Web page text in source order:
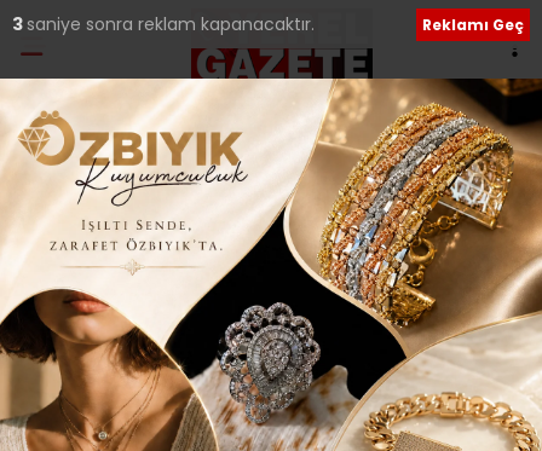
Ana Sayfa›Genel
ÇEKORDER KADINLAR
GÜNÜ’NÜ KUTLADI..
Giriş: 09-03-2015 23:47 233 Genel Güncel
2 saniye sonra reklam kapanacaktır. Reklamı Geç